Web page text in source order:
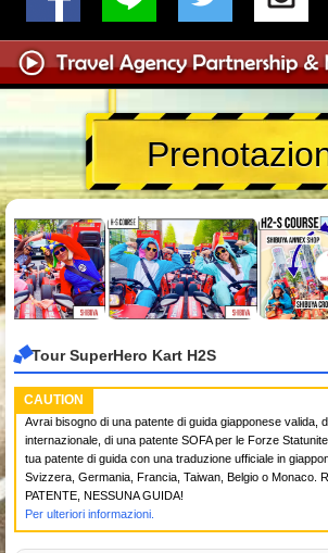
Tour SuperHero Kart H2S
CAUTION
Avrai bisogno di una patente di guida giapponese valida,
internazionale, di una patente SOFA per le Forze
tua patente di guida con una traduzione ufficiale in
Svizzera, Germania, Francia, Taiwan, Belgio o Monaco.
PATENTE, NESSUNA GUIDA!
Per ulteriori informazioni.